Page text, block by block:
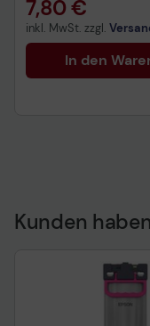
7,80 €
inkl. MwSt. zzgl.
In den
Kunden